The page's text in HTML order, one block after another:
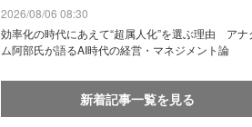
2026/08/06 08:30
効率化の時代にあえて“超属人化”を選ぶ理由 アナ
ム阿部氏が語るAI時代の経営・マネジメント論
新着記事一覧を見る